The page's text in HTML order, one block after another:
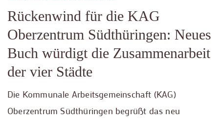
Rückenwind für die KAG
Oberzentrum Südthüringen: Neues
Buch würdigt die Zusammenarbeit
der vier Städte
Die Kommunale Arbeitsgemeinschaft (KAG)
Oberzentrum Südthüringen begrüßt das neu